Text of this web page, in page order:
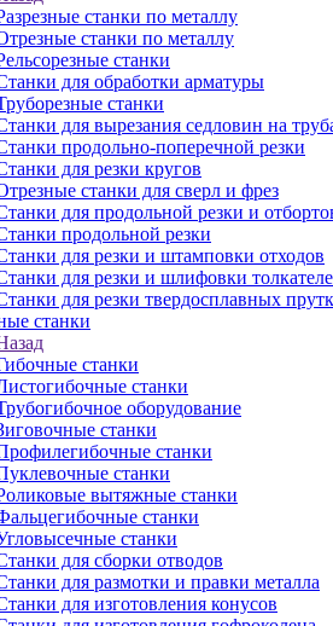
станки по металлу
станки по металлу
станки
для обработки арматуры
станки
для вырезания седловин на
продольно-поперечной резки
для резки кругов
станки для сверл и фрез
для продольной резки и
продольной резки
для резки и штамповки отходов
для резки и шлифовки
для резки твердосплавных
станки
станки
станки
оборудование
станки
станки
станки
вытяжные станки
станки
станки
для сборки отводов
для размотки и правки металла
для изготовления конусов